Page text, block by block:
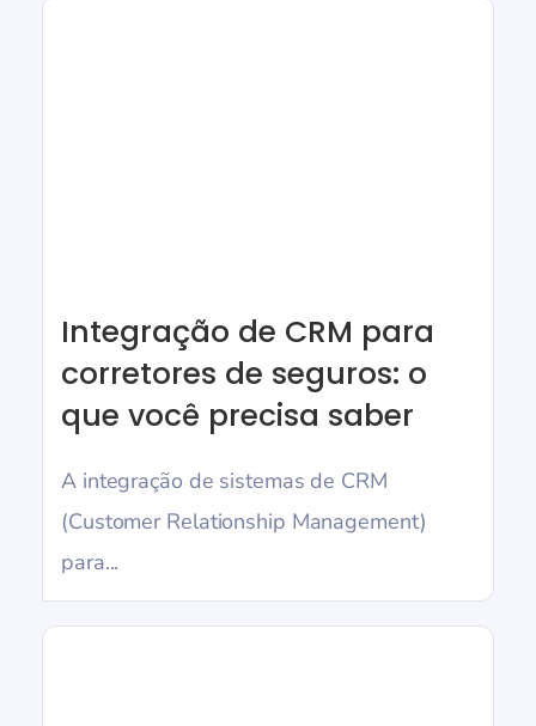
Integração de CRM para
corretores de seguros: o
que você precisa saber
A integração de sistemas de CRM
(Customer Relationship Management)
para...